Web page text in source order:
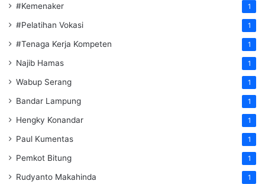
#Kemenaker 1
#Pelatihan Vokasi 1
#Tenaga Kerja Kompeten 1
Najib Hamas 1
Wabup Serang 1
Bandar Lampung 1
Hengky Konandar 1
Paul Kumentas 1
Pemkot Bitung 1
Rudyanto Makahinda 1